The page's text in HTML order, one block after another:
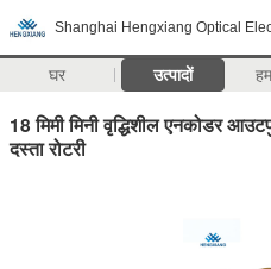
Shanghai Hengxiang Optical
घर उत्पादों
18 मिमी मिनी वृद्धिशील एनकोडर
दस्ता रोटरी